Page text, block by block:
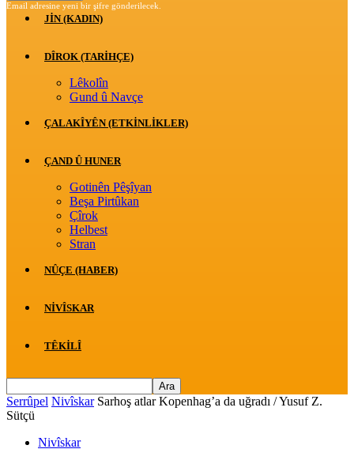
Email adresine yeni bir şifre gönderilecek.
JİN (KADIN)
DÎROK (TARİHÇE)
Lêkolîn
Gund û Navçe
ÇALAKÎYÊN (ETKINLIKLER)
ÇAND Û HUNER
Gotinên Pêşîyan
Beşa Pirtûkan
Çîrok
Helbest
Stran
NÛÇE (HABER)
NIVÎSKAR
TÊKILÎ
Serrûpel Nivîskar Sarhoş atlar Kopenhag’a da uğradı / Yusuf Z.
Sütçü
Nivîskar